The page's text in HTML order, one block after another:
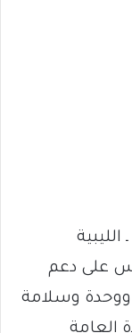
على دعم
ووحدة وسلامة
العامة